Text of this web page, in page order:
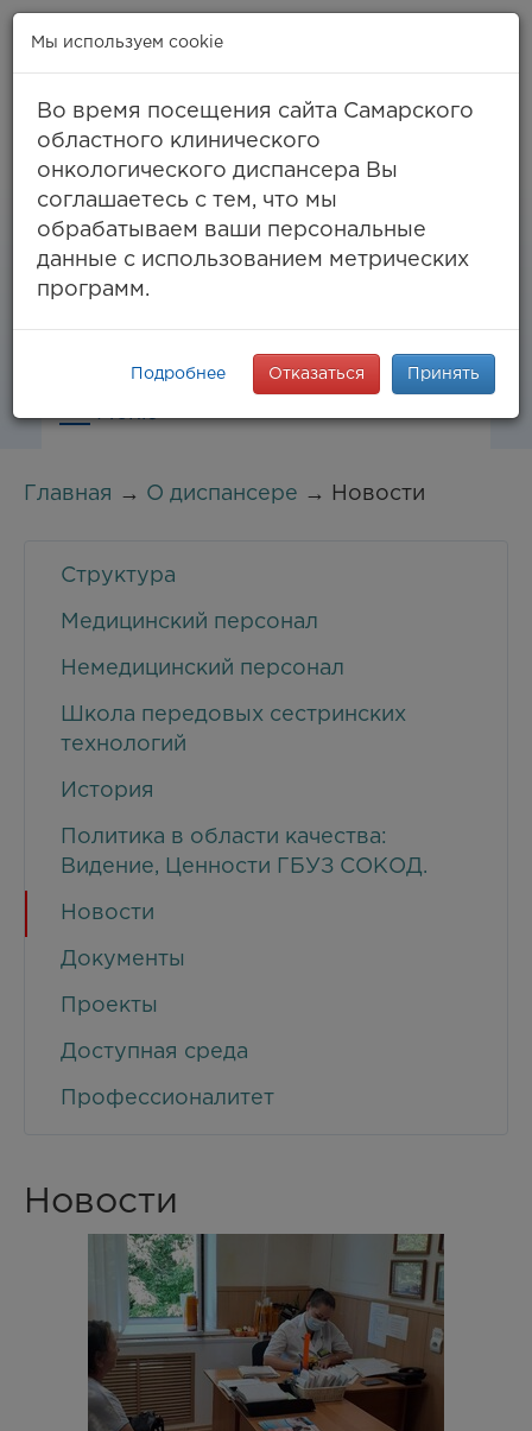
Самара, ул. Солнечная, 50
(тел. единый call-центр),
994-03-99факс
info@samaraonko.ru
Главная → О диспансере → Новости
Структура
Медицинский персонал
Немедицинский персонал
Школа передовых сестринских
технологий
История
Политика в области качества:
Видение, Ценности ГБУЗ СОКОД.
Новости
Документы
Проекты
Доступная среда
Профессионалитет
Новости
Мы используем cookie
Во время посещения сайта Самарского
областного клинического
онкологического диспансера Вы
соглашаетесь с тем, что мы
обрабатываем ваши персональные
данные с использованием метрических
программ.
Подробнее Отказаться Принять